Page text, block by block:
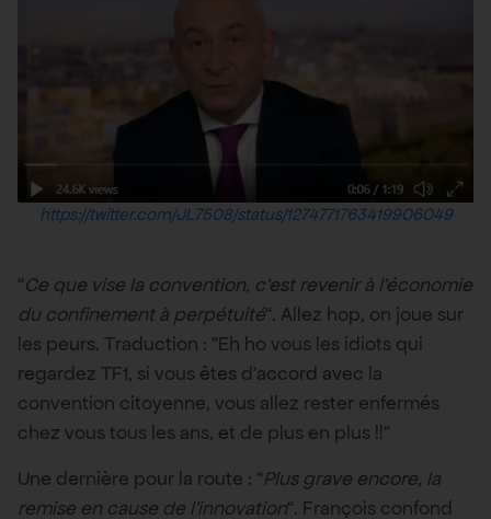
https://twitter.com/JL7508/status/1274771763419906049
“Ce que vise la convention, c’est revenir à l’économie
du confinement à perpétuité“. Allez hop, on joue sur
les peurs. Traduction : ”Eh ho vous les idiots qui
regardez TF1, si vous êtes d’accord avec la
convention citoyenne, vous allez rester enfermés
chez vous tous les ans, et de plus en plus !!”
Une dernière pour la route : “Plus grave encore, la
remise en cause de l’innovation“. François confond